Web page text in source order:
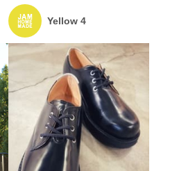
Yellow 4